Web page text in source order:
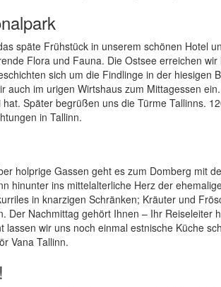
späte Frühstück in unserem schönen Hotel
Flora und Fauna. Die Ostsee erreichen
sich um die Findlinge in der hiesigen
auch im urigen Wirtshaus zum Mittagessen
Später begrüßen uns die Türme Tallinns.
in Tallinn.
holprige Gassen geht es zum Domberg mit
hinunter ins mittelalterliche Herz der
in knarzigen Schränken; Kräuter und
Der Nachmittag gehört Ihnen – Ihr Reiseleiter
wir uns noch einmal estnische Küche
Vana Tallinn.